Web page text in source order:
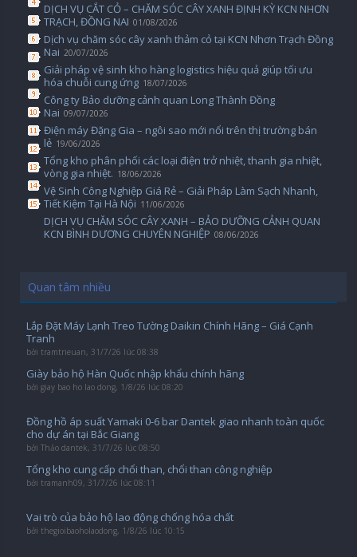
DỊCH VỤ CẮT CỎ – CHĂM SÓC CÂY XANH ĐỊNH KỲ KCN NHƠN
TRẠCH, ĐỒNG NAI 01/08/2026
Dịch vụ chăm sóc cây xanh thảm cỏ tại KCN Nhơn Trạch Đồng
Nai 20/07/2026
Giải pháp vệ sinh kho hàng logistics hiệu quả giúp tối ưu
hóa chuỗi cung ứng 18/07/2026
Công ty Bảo dưỡng cảnh quan Long Thành Đồng
Nai 09/07/2026
Điện máy Đặng Gia – ngôi sao mới nổi trên thị trường bán
lẻ 19/06/2026
Tổng kho phân phối các loại điện trở nhiệt, thanh gia nhiệt,
vòng gia nhiệt. 18/06/2026
Vệ Sinh Công Nghiệp Giá Rẻ – Giải Pháp Làm Sạch Nhanh,
Tiết Kiệm Tại Hà Nội 11/06/2026
DỊCH VỤ CHĂM SÓC CÂY XANH – BẢO DƯỠNG CẢNH QUAN
KCN BÌNH DƯƠNG CHUYÊN NGHIỆP 08/06/2026
Quan tâm nhiều
Lắp Đặt Máy Lạnh Treo Tường Daikin Chính Hãng – Giá Cạnh
Tranh
bởi tramtrieuan, 31/7/26 lúc 08:38
Giày bảo hộ Hàn Quốc nhập khẩu chính hãng
bởi giay bao ho lao dong, 1/8/26 lúc 08:20
Đồng hồ áp suất Yamaki 0-6 bar Dantek giao nhanh toàn quốc
cho dự án tại Bắc Giang
bởi Thảo dantek, 31/7/26 lúc 08:50
Tổng kho cung cấp chổi than, chổi than công nghiệp
bởi tramanh09, 31/7/26 lúc 08:11
Vai trò của bảo hộ lao động chống hóa chất
bởi thegioibaoholaodong, 1/8/26 lúc 10:15